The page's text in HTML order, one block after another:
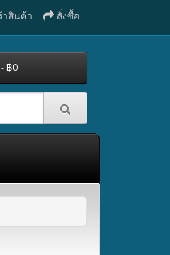
าสินค้า สั่งซื้อ
฿0